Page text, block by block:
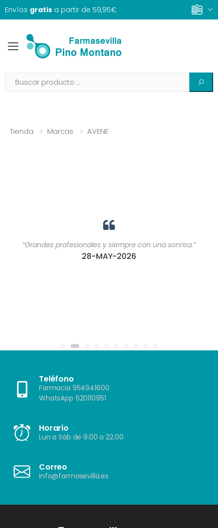
Envíos gratis a partir de 59,95€
Toggle mobile menu
Tienda Marcas AVENE
“Grandes profesionales y siempre con una sonrisa.”
28-MAY-2026
Teléfono
Farmacia 954941600
WhatsApp 620110951
Horario
Lun a Sáb de 9:00 a 22:00
Correo
info@farmasevilla.es